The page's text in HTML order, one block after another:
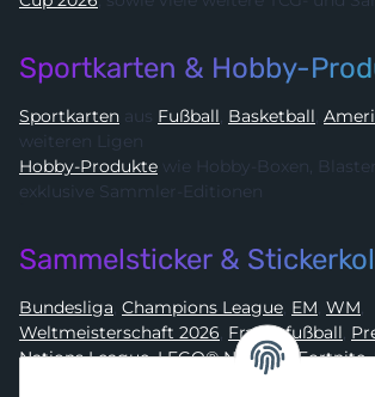
Sportkarten & Hobby-
Sportkarten aus Fußball, Basketball,
weiteren Ligen
Hobby-Produkte
exklusive Sammler-Editionen
Sammelsticker &
Bundesliga, Champions League, EM, WM,
Weltmeisterschaft 2026, Frauenfußball,
Nations League, LEGO® Ninjago Fortnite,
Asterix